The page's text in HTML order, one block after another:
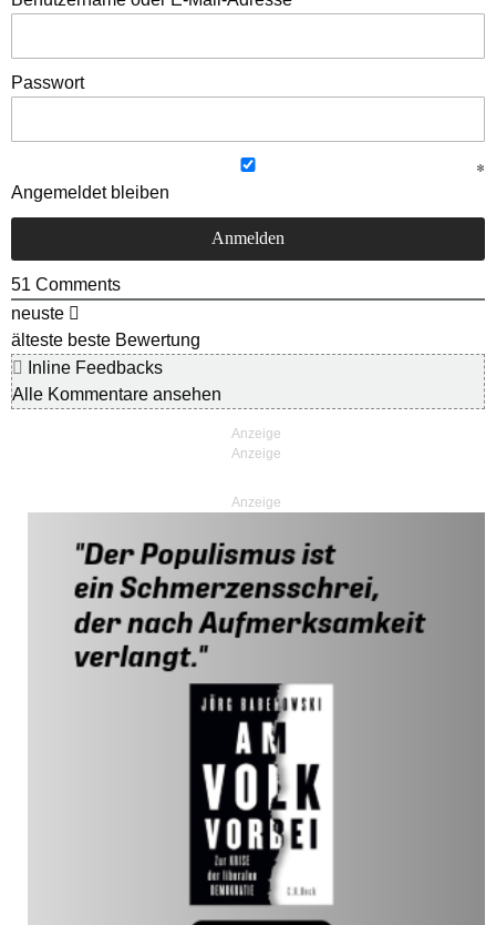
Passwort
Angemeldet bleiben
51 Comments
neuste
älteste beste Bewertung
Inline Feedbacks
Alle Kommentare ansehen
Anzeige